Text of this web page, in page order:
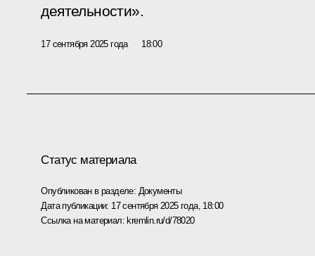
деятельности».
17 сентября 2025 года 18:00
Статус материала
Опубликован в разделе: Документы
Дата публикации: 17 сентября 2025 года, 18:00
Ссылка на материал: kremlin.ru/d/78020